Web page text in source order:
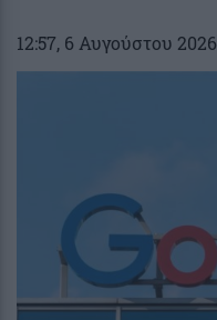
12:57, 6 Αυγούστου 2026